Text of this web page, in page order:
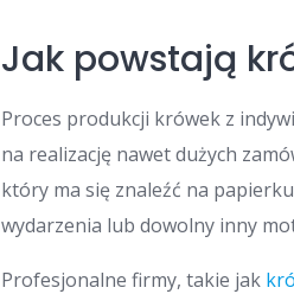
Jak powstają
Proces produkcji krówek z
na realizację nawet dużych
który ma się znaleźć na
wydarzenia lub dowolny inny
Profesjonalne firmy, takie jak